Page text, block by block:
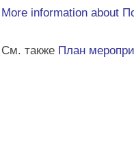
More information about
См. также План